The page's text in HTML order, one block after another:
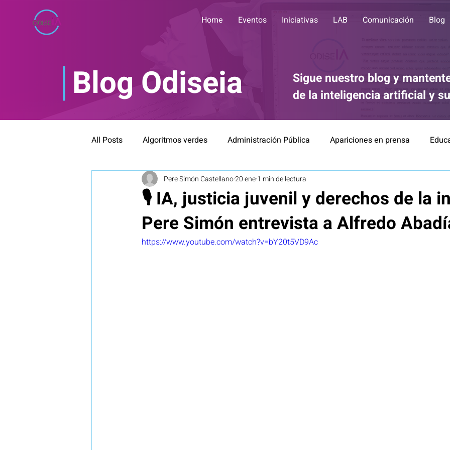
Home Eventos Iniciativas LAB Comunicación Blog
Blog Odiseia
Sigue nuestro blog y
de la inteligencia artificial y
All Posts Algoritmos verdes Administración Pública Apariciones en prensa
Bioética y neuroética Blog Divulgación Comunicación
IA Inclusiva Formación Finanzas Relación Robots-Personas Noticias
🎙️ IA, justicia juvenil y derechos de la
Pere Simón entrevista a Alfredo
Pere Simón Castellano20 ene1 min de lectura
https://www.youtube.com/watch?v=bY20t5VD9Ac